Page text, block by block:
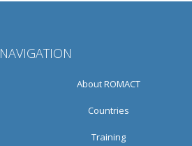
NAVIGATION
About ROMACT
Countries
Training